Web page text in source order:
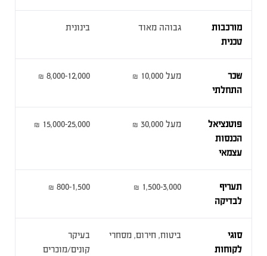
מורכבות
טכנית
גבוהה מאוד בינונית
שכר
התחלתי
מעל 10,000 ₪ 8,000-12,000 ₪
פוטנציאל
הכנסות
עצמאי
מעל 30,000 ₪ 15,000-25,000 ₪
תעריף
לבדיקה
1,500-3,000 ₪
800-1,500 ₪
סוגי
לקוחות
ביטוח, חירום, מסחרי
בעיקר
קונים/מוכרים